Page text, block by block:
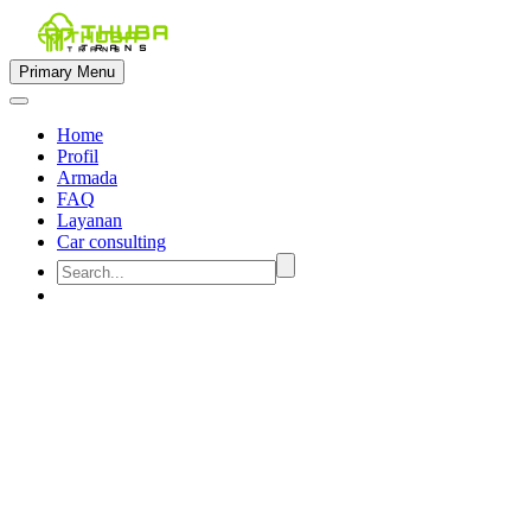
Primary Menu
Home
Profil
Armada
FAQ
Layanan
Car consulting